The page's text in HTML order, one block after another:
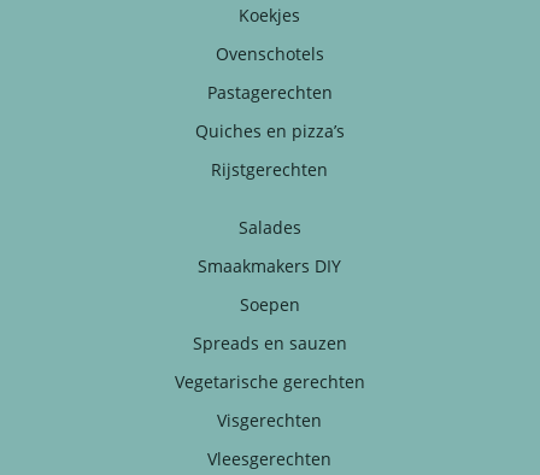
Koekjes
Ovenschotels
Pastagerechten
Quiches en pizza’s
Rijstgerechten
Salades
Smaakmakers DIY
Soepen
Spreads en sauzen
Vegetarische gerechten
Visgerechten
Vleesgerechten